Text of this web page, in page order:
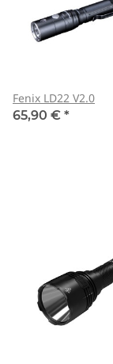
Fenix LD22 V2.0
65,90 € *